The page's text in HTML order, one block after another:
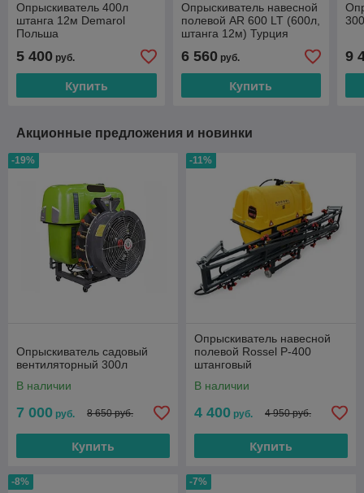
Опрыскиватель 400л
штанга 12м Demarol
Польша
5 400 руб.
Купить
Опрыскиватель навесной
полевой AR 600 LT (600л,
штанга 12м) Турция
6 560руб.
Купить
9
Акционные предложения и новинки
-19%
Опрыскиватель садовый
вентиляторный 300л
В наличии
7 000 руб. 8 650 руб.
Купить
-11%
Опрыскиватель навесной
полевой Rossel P-400
штанговый
В наличии
4 400 руб. 4 950 руб.
Купить
-8% -7%